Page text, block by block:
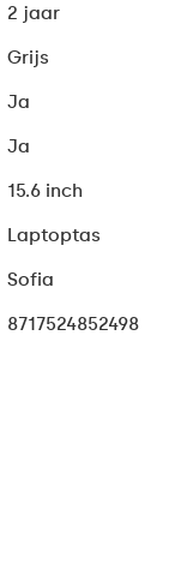
2 jaar
Grijs
Ja
Ja
15.6 inch
Laptoptas
Sofia
8717524852498